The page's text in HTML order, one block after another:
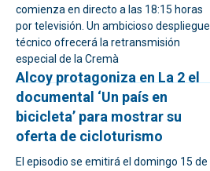
comienza en directo a las 18:15 horas
por televisión. Un ambicioso despliegue
técnico ofrecerá la retransmisión
especial de la Cremà
Alcoy protagoniza en La 2 el
documental ‘Un país en
bicicleta’ para mostrar su
oferta de cicloturismo
El episodio se emitirá el domingo 15 de